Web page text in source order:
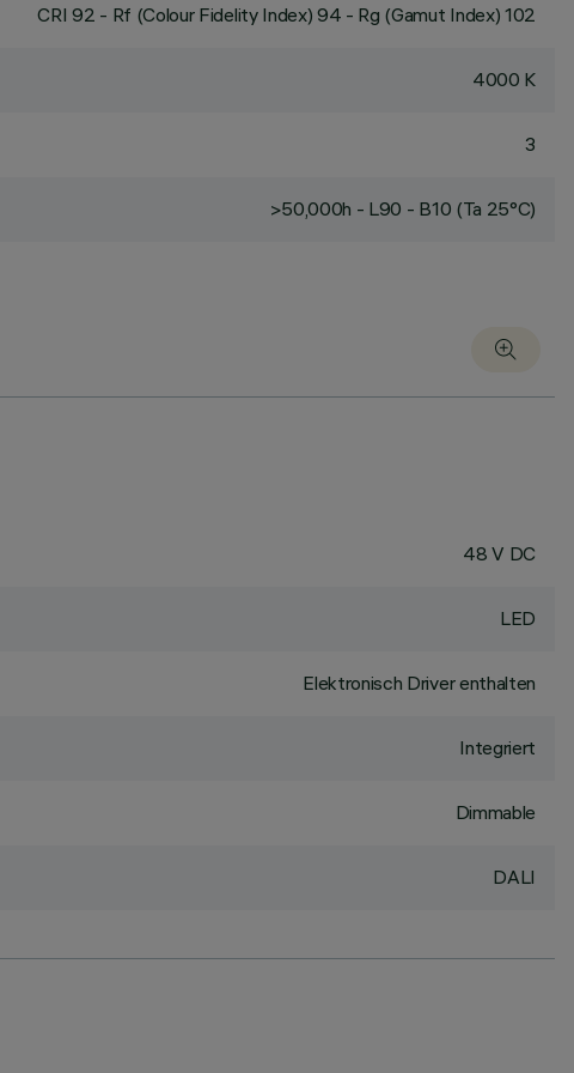
CRI92 - Rf (Colour Fidelity Index) 94 - Rg (Gamut Index) 102
4000 K
3
>50,000h - L90 - B10 (Ta 25°C)
48 V DC
LED
Elektronisch Driver enthalten
Integriert
Dimmable
DALI